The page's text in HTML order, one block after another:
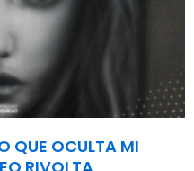
QUE OCULTA MI